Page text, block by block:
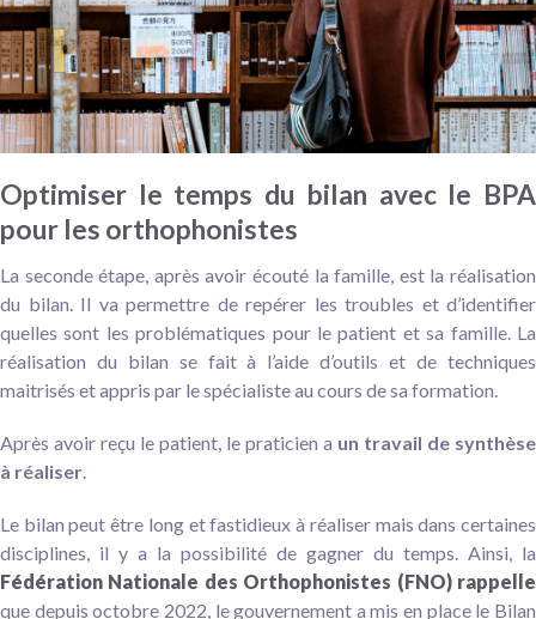
Optimiser le temps du bilan avec le BPA
pour les orthophonistes
La seconde étape, après avoir écouté la famille, est la réalisation
du bilan. Il va permettre de repérer les troubles et d’identifier
quelles sont les problématiques pour le patient et sa famille. La
réalisation du bilan se fait à l’aide d’outils et de techniques
maitrisés et appris par le spécialiste au cours de sa formation.
Après avoir reçu le patient, le praticien a un travail de synthèse
à réaliser
Le bilan peut être long et fastidieux à réaliser mais dans certaines
disciplines, il y a la possibilité de gagner du temps. Ainsi, la
Fédération Nationale des Orthophonistes (FNO) rappelle
que depuis octobre 2022, le gouvernement a mis en place le Bilan